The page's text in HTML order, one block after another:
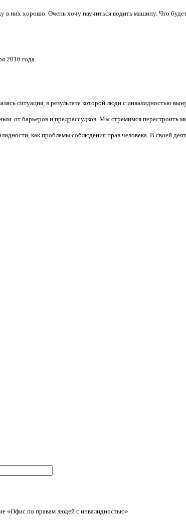
них хорошо. Очень хочу научиться водить машину. Что
2016 года.
ситуация, в результате которой люди с инвалидностью
от барьеров и предрассудков. Мы стремимся
как проблемы соблюдения прав человека. В своей
«Офис по правам людей с инвалидностью»